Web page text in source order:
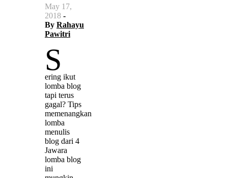
May 17,
2018 -
By Rahayu
Pawitri
S
ering ikut
lomba blog
tapi terus
gagal? Tips
memenangkan
lomba
menulis
blog dari 4
Jawara
lomba blog
ini